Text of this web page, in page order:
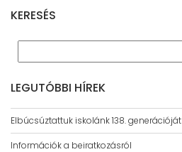
KERESÉS
LEGUTÓBBI HÍREK
Elbúcsúztattuk iskolánk 138. generációját
Információk a beiratkozásról